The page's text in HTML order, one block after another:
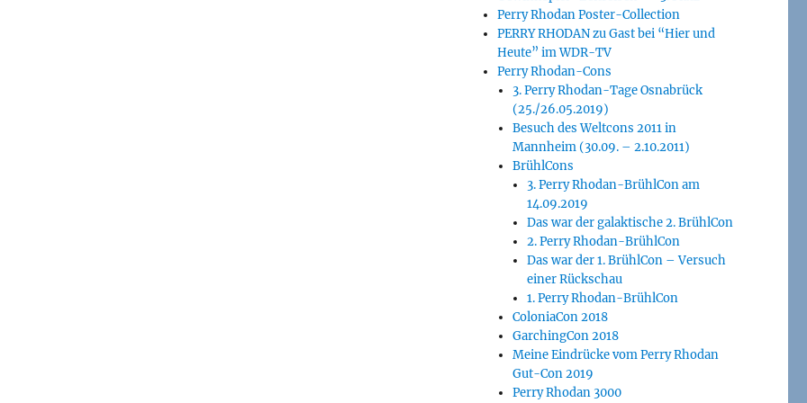
Perry Rhodan Poster-Collection
PERRY RHODAN zu Gast bei “Hier und
Heute” im WDR-TV
Perry Rhodan-Cons
3. Perry Rhodan-Tage Osnabrück
(25./26.05.2019)
Besuch des Weltcons 2011 in
Mannheim (30.09. – 2.10.2011)
BrühlCons
3. Perry Rhodan-BrühlCon am
14.09.2019
Das war der galaktische 2. BrühlCon
2. Perry Rhodan-BrühlCon
Das war der 1. BrühlCon – Versuch
einer Rückschau
1. Perry Rhodan-BrühlCon
ColoniaCon 2018
GarchingCon 2018
Meine Eindrücke vom Perry Rhodan
Gut-Con 2019
Perry Rhodan 3000